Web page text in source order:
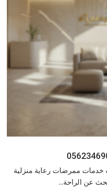
ممرضات رعاية منزلية
عن الراحة...